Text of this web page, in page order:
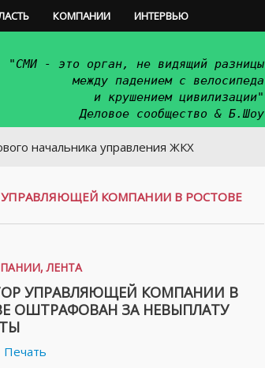
КОМПАНИИ ИНТЕРВЬЮ
"СМИ - это орган, не видящий разницы
между падением с велосипеда
и крушением цивилизации"
Деловое сообщество & Б.Шоу
управления ЖКХ
КОМПАНИИ В РОСТОВЕ
,ЛЕНТА
УПРАВЛЯЮЩЕЙ КОМПАНИИ В
ОШТРАФОВАН ЗА НЕВЫПЛАТУ
Печать